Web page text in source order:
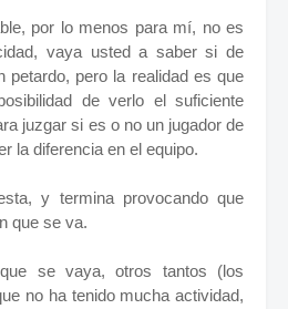
por lo menos para mí, no es
vaya usted a saber si de
petardo, pero la realidad es que
de verlo el suficiente
juzgar si es o no un jugador de
la diferencia en el equipo.
y termina provocando que
que se va.
se vaya, otros tantos (los
no ha tenido mucha actividad,